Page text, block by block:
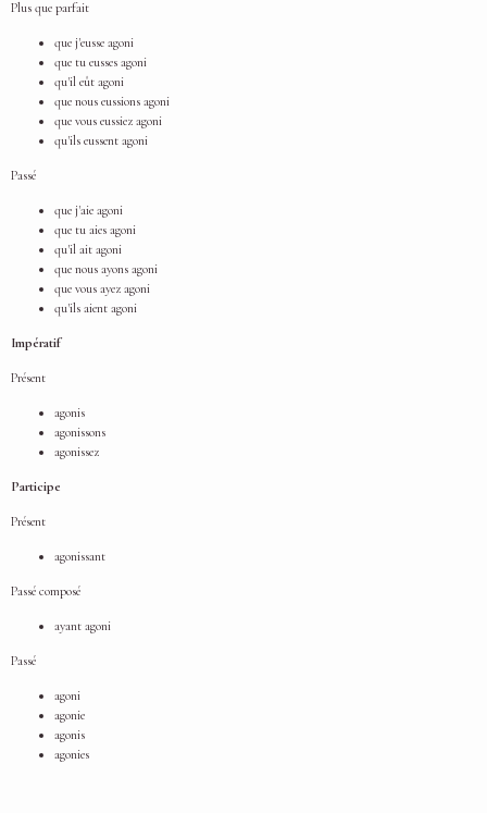
Plus que parfait
que j'eusse agoni
que tu eusses agoni
qu'il eût agoni
que nous eussions agoni
que vous eussiez agoni
qu'ils eussent agoni
Passé
que j'aie agoni
que tu aies agoni
qu'il ait agoni
que nous ayons agoni
que vous ayez agoni
qu'ils aient agoni
Impératif
Présent
agonis
agonissons
agonissez
Participe
Présent
agonissant
Passé composé
ayant agoni
Passé
agoni
agonie
agonis
agonies